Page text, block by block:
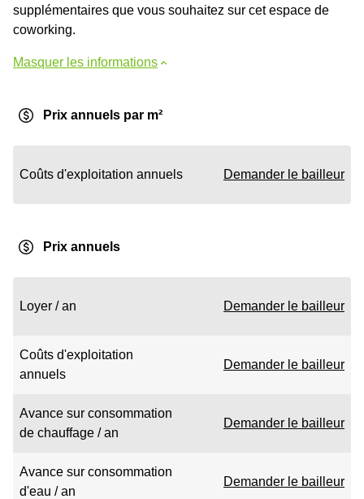
supplémentaires que vous souhaitez sur cet espace de
coworking.
Masquer les informations
Prix annuels par m²
Coûts d'exploitation annuels Demander le bailleur
Prix annuels
Loyer / an Demander le bailleur
Coûts d'exploitation
annuels
Demander le bailleur
Avance sur consommation
de chauffage / an
Demander le bailleur
Avance sur consommation
d'eau / an
Demander le bailleur